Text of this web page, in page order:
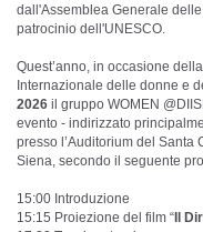
dall'Assemblea Generale
patrocinio dell'UNESCO.
Quest’anno, in occasione
Internazionale delle donne e
2026 il gruppo WOMEN
evento - indirizzato
presso l’Auditorium del Santa
Siena, secondo il seguente
15:00 Introduzione
15:15 Proiezione del film “Il